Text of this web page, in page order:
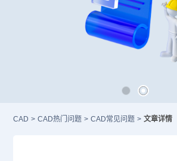
CAD > CAD热门问题 > CAD常见问题 > 文章详情